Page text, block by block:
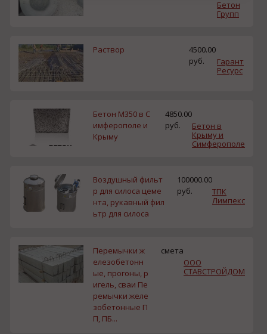
Бетон
Групп
Раствор
4500.00
руб.
Гарант
Ресурс
Бетон М350 в С
имферополе и
Крыму
4850.00
руб.
Бетон в
Крыму и
Симферополе
Воздушный фильт
р для силоса цеме
нта, рукавный фил
ьтр для силоса
100000.00
руб.
ТПК
Лимпекс
Перемычки ж
елезобетонн
ые, прогоны, р
игель, сваи Пе
ремычки желе
зобетонные П
П, ПБ...
смета
ООО
СТАВСТРОЙДОМ